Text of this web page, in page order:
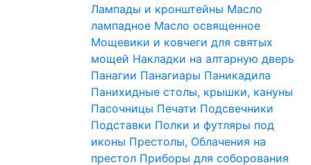
Лампады и кронштейны Масло
лампадное Масло освященное
Мощевики и ковчеги для святых
мощей Накладки на алтарную дверь
Панагии Панагиары Паникадила
Панихидные столы, крышки, кануны
Пасочницы Печати Подсвечники
Подставки Полки и футляры под
иконы Престолы, Облачения на
престол Приборы для соборования